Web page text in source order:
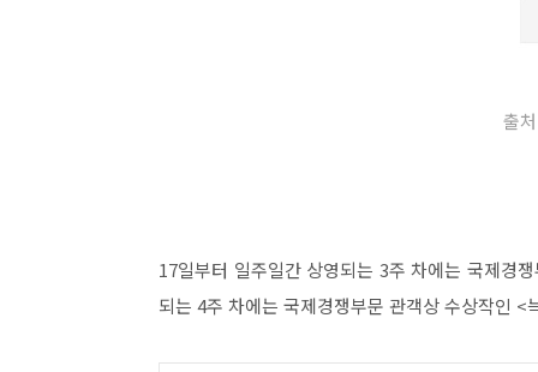
출
17일부터 일주일간 상영되는 3주 차에는 국제경
되는 4주 차에는 국제경쟁부문 관객상 수상작인 <